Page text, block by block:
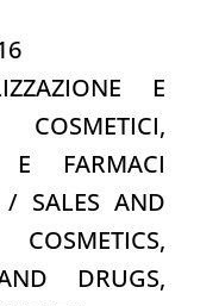
E
E FARMACI
/ SALES AND
DRUGS,